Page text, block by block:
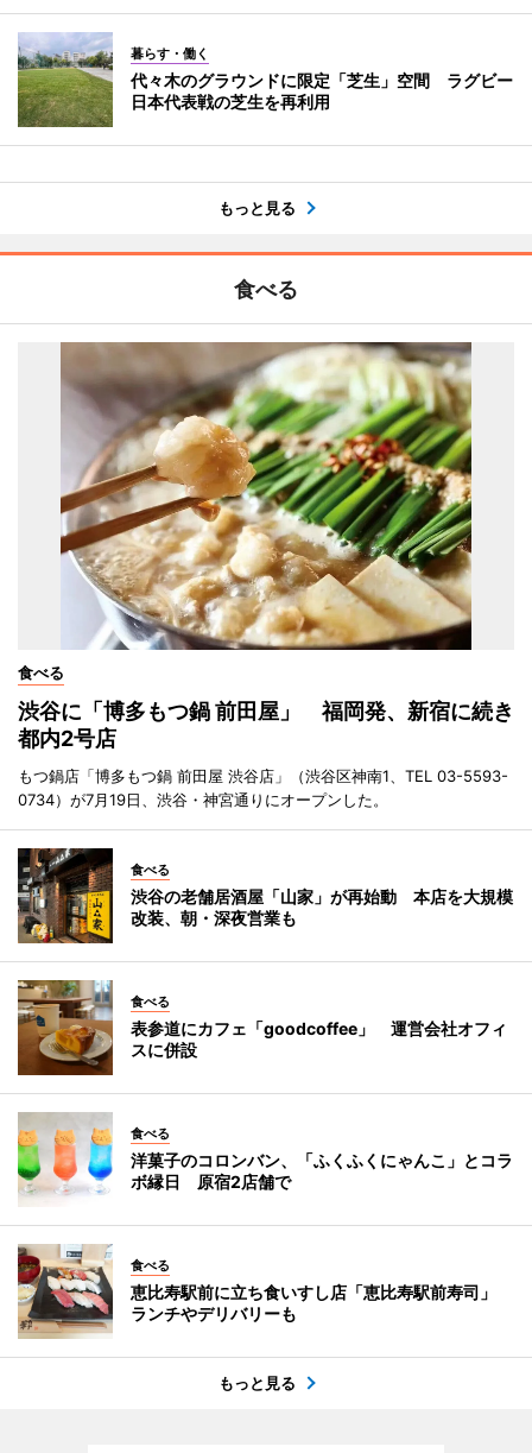
暮らす・働く
代々木のグラウンドに限定「芝生」空間 ラグビー
日本代表戦の芝生を再利用
もっと見る
食べる
食べる
渋谷に「博多もつ鍋 前田屋」 福岡発、新宿に続き
都内2号店
もつ鍋店「博多もつ鍋 前田屋 渋谷店」（渋谷区神南1、TEL 03-5593-
0734）が7月19日、渋谷・神宮通りにオープンした。
食べる
渋谷の老舗居酒屋「山家」が再始動 本店を大規模
改装、朝・深夜営業も
食べる
表参道にカフェ「goodcoffee」 運営会社オフィ
スに併設
食べる
洋菓子のコロンバン、「ふくふくにゃんこ」とコラ
ボ縁日 原宿2店舗で
食べる
恵比寿駅前に立ち食いすし店「恵比寿駅前寿司」
ランチやデリバリーも
もっと見る